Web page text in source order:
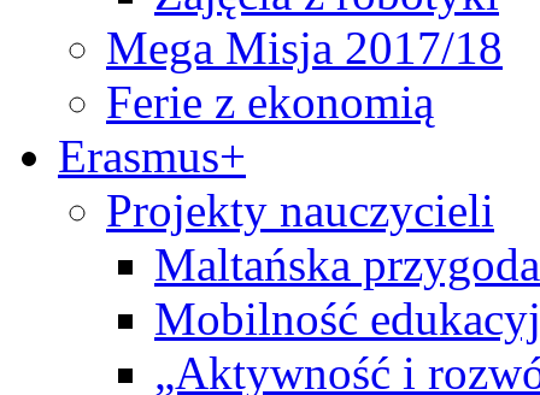
Mega Misja 2017/18
Ferie z ekonomią
Erasmus+
Projekty nauczycieli
Maltańska
Mobilność
„Aktywność i